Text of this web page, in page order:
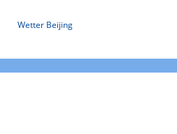
Wetter Beijing